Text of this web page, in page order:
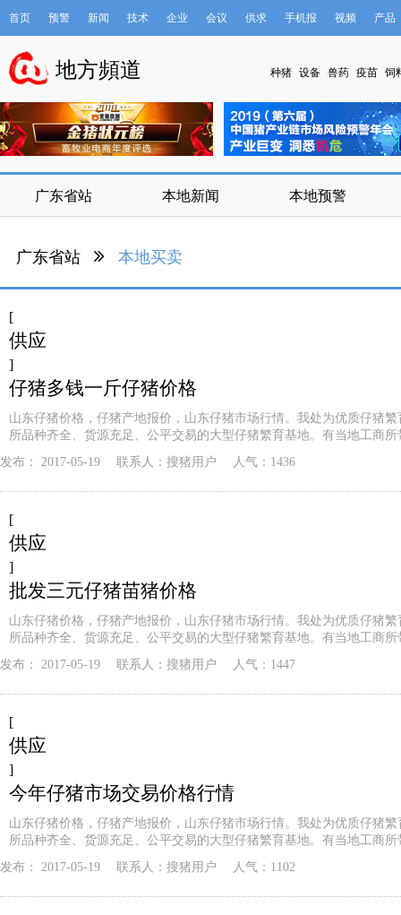
首页 预警 新闻 技术 企业 会议 供求 手机报 视频 产品
数据库
地方頻道 种猪 设备 兽药 疫苗 饲
广东省站 本地新闻 本地预警
广东省站 本地买卖
[
供应
]
仔猪多钱一斤仔猪价格
山东仔猪价格，仔猪产地报价，山东仔猪市场行情。我处为优质仔猪
所品种齐全、货源充足、公平交易的大型仔猪繁育基地。有当地工商
发布： 2017-05-19 联系人： 搜猪用户 人气：1436
[
供应
]
批发三元仔猪苗猪价格
山东仔猪价格，仔猪产地报价，山东仔猪市场行情。我处为优质仔猪
所品种齐全、货源充足、公平交易的大型仔猪繁育基地。有当地工商
发布： 2017-05-19 联系人： 搜猪用户 人气：1447
[
供应
]
今年仔猪市场交易价格行情
山东仔猪价格，仔猪产地报价，山东仔猪市场行情。我处为优质仔猪
所品种齐全、货源充足、公平交易的大型仔猪繁育基地。有当地工商
发布： 2017-05-19 联系人： 搜猪用户 人气：1102